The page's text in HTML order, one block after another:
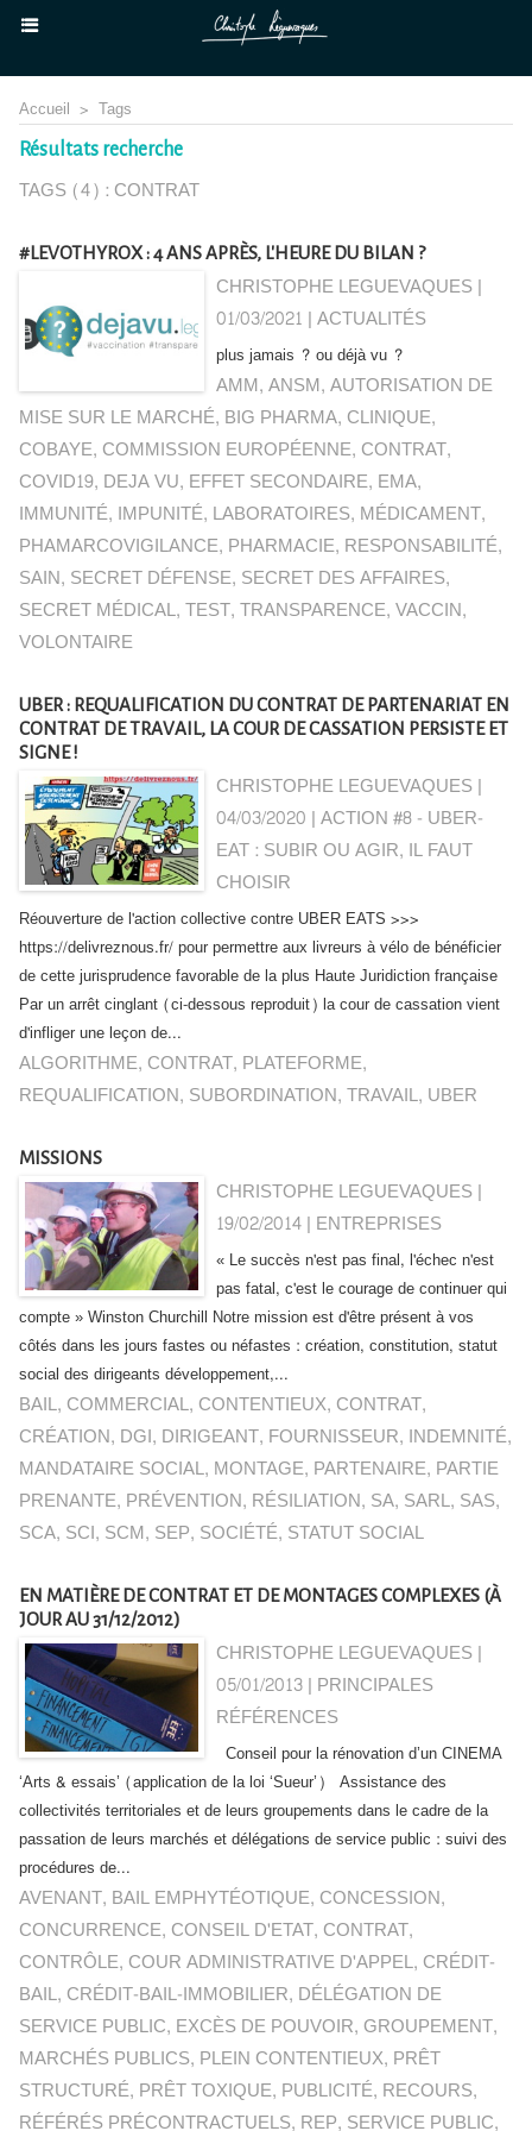
Accueil > Tags
Résultats recherche
TAGS (4) : CONTRAT
#LEVOTHYROX : 4 ANS APRÈS, L'HEURE DU BILAN ?
CHRISTOPHE LEGUEVAQUES |
01/03/2021 |ACTUALITÉS
plus jamais ? ou déjà vu ?
AMM,ANSM,AUTORISATION DE
MISE SUR LE MARCHÉ, BIG PHARMA, CLINIQUE,
COBAYE, COMMISSION EUROPÉENNE, CONTRAT,
COVID19, DEJA VU, EFFET SECONDAIRE, EMA,
IMMUNITÉ, IMPUNITÉ, LABORATOIRES, MÉDICAMENT,
PHAMARCOVIGILANCE, PHARMACIE, RESPONSABILITÉ,
SAIN, SECRET DÉFENSE, SECRET DES AFFAIRES,
SECRET MÉDICAL,TEST,TRANSPARENCE,VACCIN,
VOLONTAIRE
UBER : REQUALIFICATION DU CONTRAT DE PARTENARIAT EN
CONTRAT DE TRAVAIL, LA COUR DE CASSATION PERSISTE ET
SIGNE !
CHRISTOPHE LEGUEVAQUES |
04/03/2020 |ACTION #8 - UBER-
EAT : SUBIR OU AGIR, IL FAUT
CHOISIR
Réouverture de l'action collective contre UBER EATS >>>
https://delivreznous.fr/ pour permettre aux livreurs à vélo de bénéficier
de cette jurisprudence favorable de la plus Haute Juridiction française
Par un arrêt cinglant (ci-dessous reproduit) la cour de cassation vient
d'infliger une leçon de...
ALGORITHME, CONTRAT, PLATEFORME,
REQUALIFICATION, SUBORDINATION,TRAVAIL, UBER
MISSIONS
CHRISTOPHE LEGUEVAQUES |
19/02/2014| ENTREPRISES
« Le succès n'est pas final, l'échec n'est
pas fatal, c'est le courage de continuer qui
compte » Winston Churchill Notre mission est d'être présent à vos
côtés dans les jours fastes ou néfastes : création, constitution, statut
social des dirigeants développement,...
BAIL, COMMERCIAL, CONTENTIEUX, CONTRAT,
CRÉATION, DGI, DIRIGEANT, FOURNISSEUR, INDEMNITÉ,
MANDATAIRE SOCIAL, MONTAGE, PARTENAIRE, PARTIE
PRENANTE, PRÉVENTION, RÉSILIATION, SA, SARL, SAS,
SCA, SCI, SCM, SEP, SOCIÉTÉ, STATUT SOCIAL
EN MATIÈRE DE CONTRAT ET DE MONTAGES COMPLEXES (À
JOUR AU 31/12/2012)
CHRISTOPHE LEGUEVAQUES |
05/01/2013| PRINCIPALES
RÉFÉRENCES
Conseil pour la rénovation d’un CINEMA
‘Arts & essais’ (application de la loi ‘Sueur’) Assistance des
collectivités territoriales et de leurs groupements dans le cadre de la
passation de leurs marchés et délégations de service public : suivi des
procédures de...
AVENANT, BAIL EMPHYTÉOTIQUE, CONCESSION,
CONCURRENCE, CONSEIL D'ETAT, CONTRAT,
CONTRÔLE, COUR ADMINISTRATIVE D'APPEL, CRÉDIT-
BAIL, CRÉDIT-BAIL-IMMOBILIER, DÉLÉGATION DE
SERVICE PUBLIC, EXCÈS DE POUVOIR, GROUPEMENT,
MARCHÉS PUBLICS, PLEIN CONTENTIEUX, PRÊT
STRUCTURÉ, PRÊT TOXIQUE, PUBLICITÉ, RECOURS,
RÉFÉRÉS PRÉCONTRACTUELS, REP, SERVICE PUBLIC,